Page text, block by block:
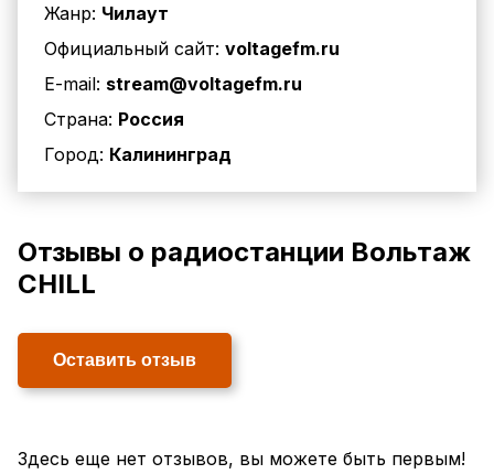
Жанр: Чилаут
Официальный сайт: voltagefm.ru
E-mail: stream@voltagefm.ru
Страна: Россия
Город: Калининград
Отзывы о радиостанции Вольтаж
CHILL
Оставить отзыв
Здесь еще нет отзывов, вы можете быть первым!